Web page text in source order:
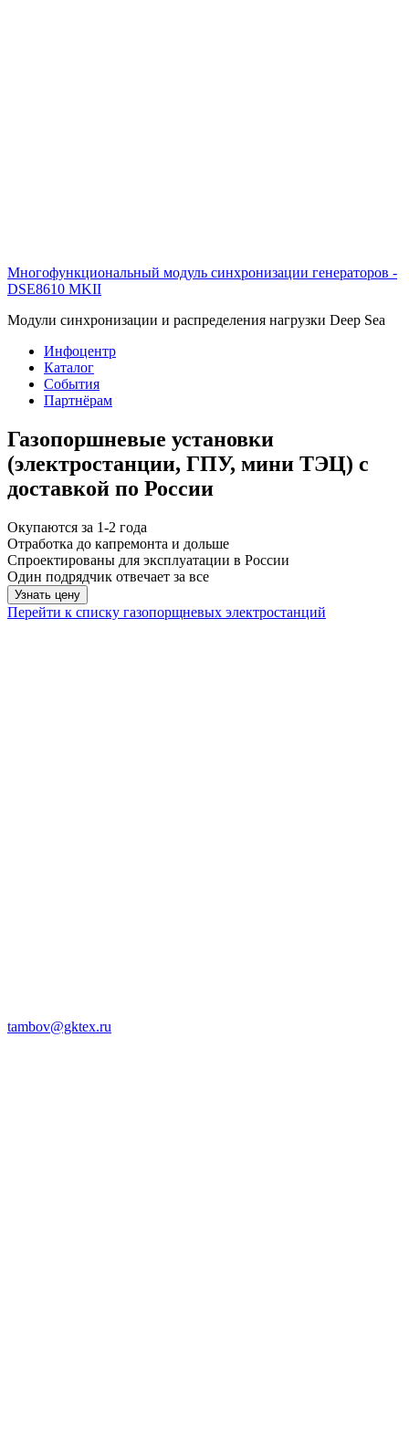
Многофункциональный модуль синхронизации генераторов -
DSE8610 MKII
Модули синхронизации и распределения нагрузки Deep Sea
Инфоцентр
Каталог
События
Партнёрам
Газопоршневые установки
(электростанции, ГПУ, мини ТЭЦ) с
доставкой по России
Окупаются за 1-2 года
Отработка до капремонта и дольше
Спроектированы для эксплуатации в России
Один подрядчик отвечает за все
Узнать цену
Перейти к списку газопорщневых электростанций
tambov@gktex.ru